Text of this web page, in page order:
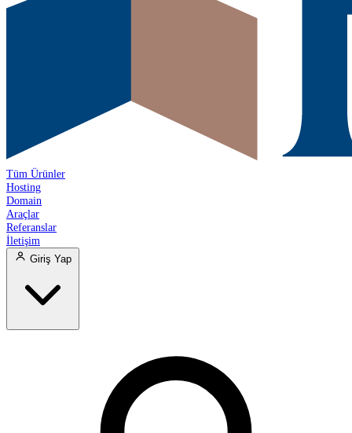
Tüm Ürünler
Hosting
Domain
Araçlar
Referanslar
İletişim
Giriş Yap